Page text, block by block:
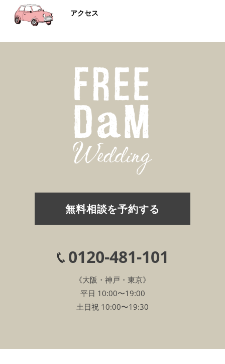
アクセス
無料相談を予約する
0120-481-101
《大阪・神戸・東京》
平日 10:00〜19:00
土日祝 10:00〜19:30